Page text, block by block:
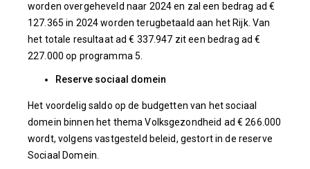
worden overgeheveld naar 2024 en zal een bedrag ad €
127.365 in 2024 worden terugbetaald aan het Rijk. Van
het totale resultaat ad € 337.947 zit een bedrag ad €
227.000 op programma 5.
Reserve sociaal domein
Het voordelig saldo op de budgetten van het sociaal
domein binnen het thema Volksgezondheid ad € 266.000
wordt, volgens vastgesteld beleid, gestort in de reserve
Sociaal Domein.